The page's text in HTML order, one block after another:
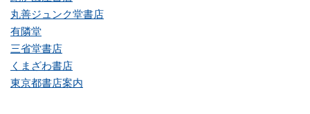
丸善ジュンク堂書店
有隣堂
三省堂書店
くまざわ書店
東京都書店案内